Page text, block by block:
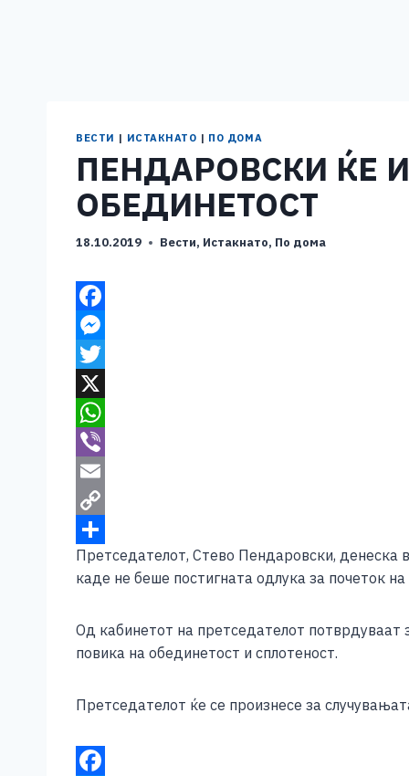
ВЕСТИ | ИСТАКНАТО | ПО ДОМА
ПЕНДАРОВСКИ ЌЕ
ОБЕДИНЕТОСТ
18.10.2019 Вести, Истакнато, По дома
F
a
c
e
b
o
o
k
M
e
s
s
e
n
g
e
r
T
w
t
t
e
r
X
W
h
a
s
A
p
V
b
e
r
E
m
a
i
C
o
p
L
n
S
h
r
Претседателот, Стево Пендаровски, денеска
каде не беше постигната одлука за почеток
Од кабинетот на претседателот потврдуваат
повика на обединетост и сплотеност.
Претседателот ќе се произнесе за